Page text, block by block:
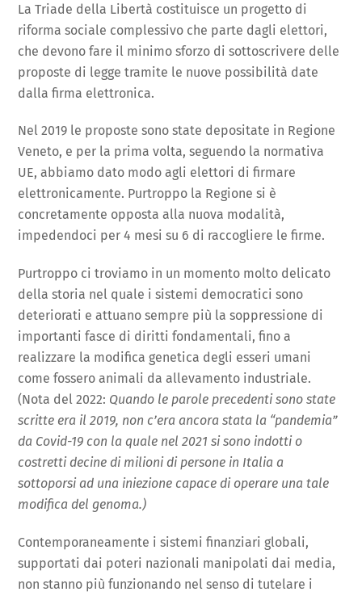
La Triade della Libertà costituisce un progetto di
riforma sociale complessivo che parte dagli elettori,
che devono fare il minimo sforzo di sottoscrivere delle
proposte di legge tramite le nuove possibilità date
dalla firma elettronica.
Nel 2019 le proposte sono state depositate in Regione
Veneto, e per la prima volta, seguendo la normativa
UE, abbiamo dato modo agli elettori di firmare
elettronicamente. Purtroppo la Regione si è
concretamente opposta alla nuova modalità,
impedendoci per 4 mesi su 6 di raccogliere le firme.
Purtroppo ci troviamo in un momento molto delicato
della storia nel quale i sistemi democratici sono
deteriorati e attuano sempre più la soppressione di
importanti fasce di diritti fondamentali, fino a
realizzare la modifica genetica degli esseri umani
come fossero animali da allevamento industriale.
(Nota del 2022: Quando le parole precedenti sono state
scritte era il 2019, non c’era ancora stata la “pandemia”
da Covid-19 con la quale nel 2021 si sono indotti o
costretti decine di milioni di persone in Italia a
sottoporsi ad una iniezione capace di operare una tale
modifica del genoma.)
Contemporaneamente i sistemi finanziari globali,
supportati dai poteri nazionali manipolati dai media,
non stanno più funzionando nel senso di tutelare i